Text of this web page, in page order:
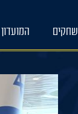
המועדון